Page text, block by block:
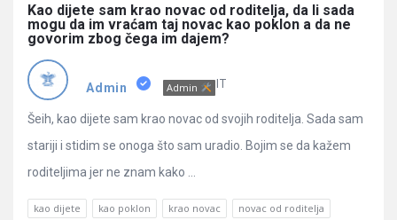
Latest
Pitanja
Kao dijete sam krao novac od roditelja, da li sada
mogu da im vraćam taj novac kao poklon a da ne
govorim zbog čega im dajem?
Admin Admin IT
Šeih, kao dijete sam krao novac od svojih roditelja. Sada sam
stariji i stidim se onoga što sam uradio. Bojim se da kažem
roditeljima jer ne znam kako ...
kao dijete kao poklon krao novac
novac od roditelja